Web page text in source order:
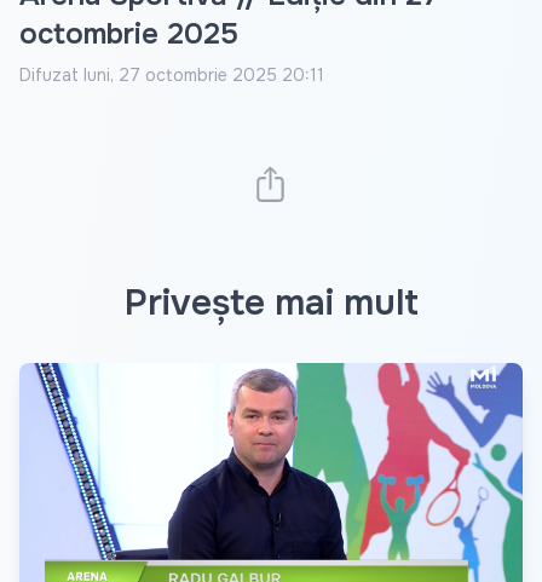
octombrie 2025
Difuzat luni, 27 octombrie 2025 20:11
Privește mai mult